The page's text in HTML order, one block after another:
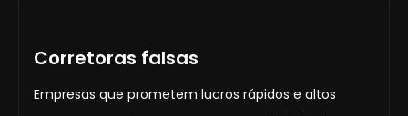
Corretoras falsas
Empresas que prometem lucros rápidos e altos